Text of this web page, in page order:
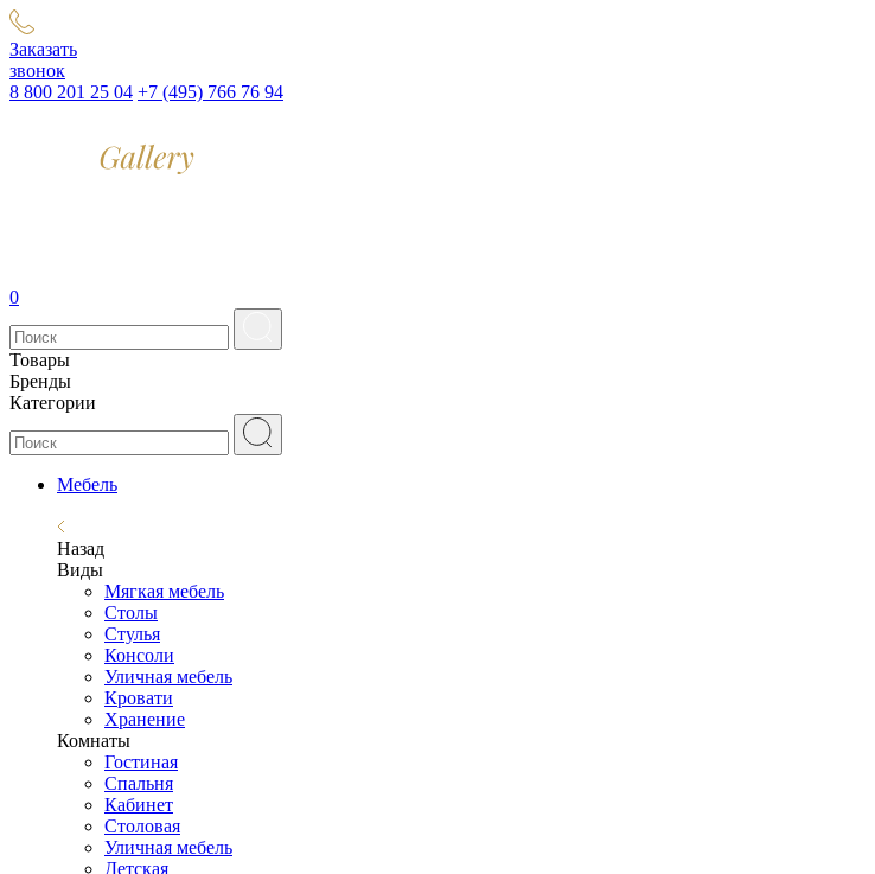
Заказать
звонок
8 800 201 25 04 +7 (495) 766 76 94
0
Товары
Бренды
Категории
Мебель
Назад
Виды
Мягкая мебель
Столы
Стулья
Консоли
Уличная мебель
Кровати
Хранение
Комнаты
Гостиная
Спальня
Кабинет
Столовая
Уличная мебель
Детская